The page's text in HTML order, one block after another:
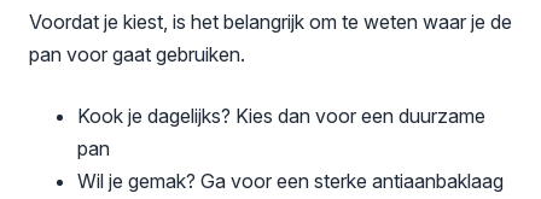
Voordat je kiest, is het belangrijk om te weten waar je de
pan voor gaat gebruiken.
Kook je dagelijks? Kies dan voor een duurzame
pan
Wil je gemak? Ga voor een sterke antiaanbaklaag